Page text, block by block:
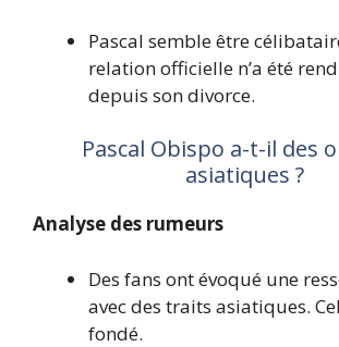
Pascal semble être
relation officielle n’a été
depuis son divorce.
Pascal Obispo a-t-il des
asiatiques ?
Analyse des rumeurs
Des fans ont évoqué une
avec des traits asiatiques.
fondé.